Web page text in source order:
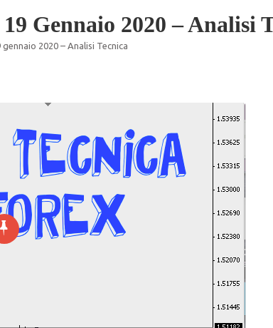
Gennaio 2020 – Analisi
2020 – Analisi Tecnica